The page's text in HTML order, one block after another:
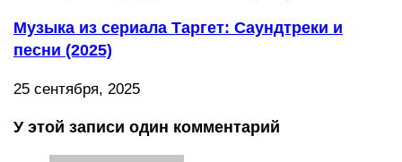
Музыка из сериала Таргет: Саундтреки и
песни (2025)
25 сентября, 2025
У этой записи один комментарий